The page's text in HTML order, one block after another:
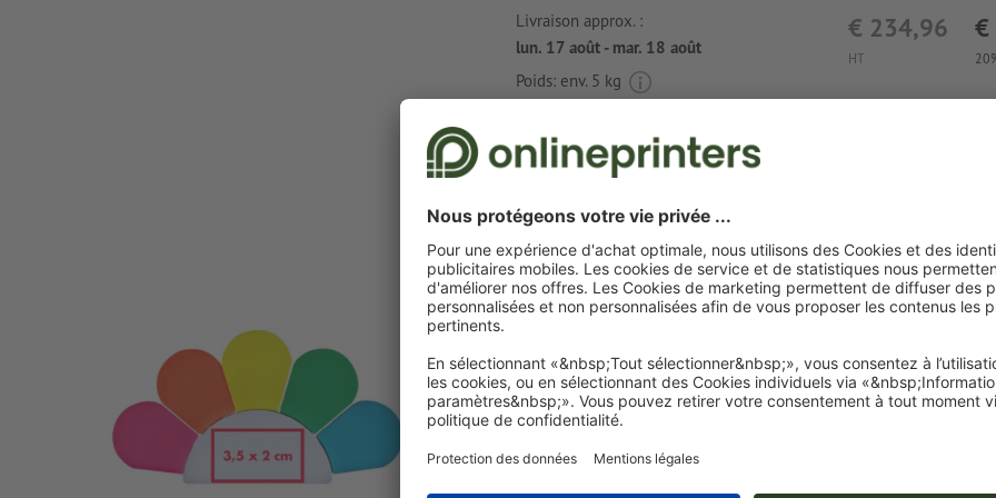
HT
€ 234,96 €
Livraison approx. :
lun. 17 août - mar. 18 août
Poids: env. 5 kg
Exigences relatives aux fichiers d'impression
Marqueur forme fleur 5en1 Ribe
Format de données (incl. 0 mm fond perdu) : 3,5 x 2 cm
images et modèles JPEG ou TIFF ne conviennent pas
Une ou deuxcouleurs spécialespeuvent être sélectionnées
couleurs de motif.
Nommez les champs de couleurs avec la couleur cible de
couleur Pantone FORMULA GUIDE Solid Coated (p. ex. «